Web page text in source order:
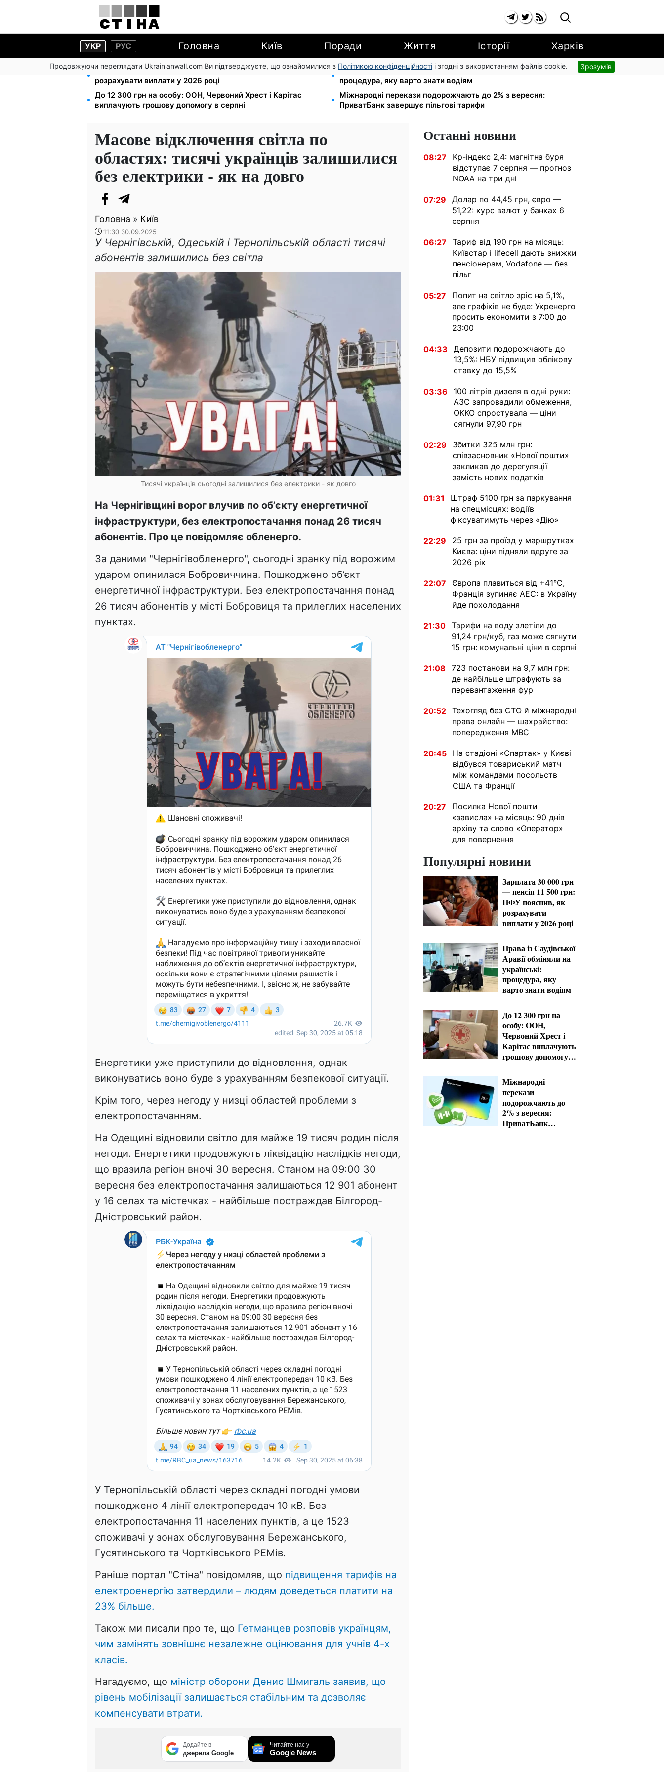
УКР РУС Головна Київ Поради Життя Історії Харків
Продовжуючи переглядати Ukrainianwall.com Ви підтверджуєте, що ознайомилися з Політикою конфіденційності і згодні з використанням файлів cookie. Зрозумів
Зарплата 30 000 грн — пенсія 11 500 грн: ПФУ пояснив, як
розрахувати виплати у 2026 році
Права із Саудівської Аравії обміняли на українські:
процедура, яку варто знати водіям
До 12 300 грн на особу: ООН, Червоний Хрест і Карітас
виплачують грошову допомогу в серпні
Міжнародні перекази подорожчають до 2% з вересня:
ПриватБанк завершує пільгові тарифи
Масове відключення світла по
областях: тисячі українців залишилися
без електрики - як на довго
Головна » Київ
11:30 30.09.2025
У Чернігівській, Одеській і Тернопільській області тисячі
абонентів залишились без світла
Тисячі українців сьогодні залишилися без електрики - як довго
На Чернігівщині ворог влучив по об’єкту енергетичної
інфраструктури, без електропостачання понад 26 тисяч
абонентів. Про це повідомляє обленерго.
За даними "Чернігівобленерго", сьогодні зранку під ворожим
ударом опинилася Бобровиччина. Пошкоджено об’єкт
енергетичної інфраструктури. Без електропостачання понад
26 тисяч абонентів у місті Бобровиця та прилеглих населених
пунктах.
Енергетики уже приступили до відновлення, однак
виконуватись воно буде з урахуванням безпекової ситуації.
Крім того, через негоду у низці областей проблеми з
електропостачанням.
На Одещині відновили світло для майже 19 тисяч родин після
негоди. Енергетики продовжують ліквідацію наслідків негоди,
що вразила регіон вночі 30 вересня. Станом на 09:00 30
вересня без електропостачання залишаються 12 901 абонент
у 16 селах та містечках - найбільше постраждав Білгород-
Дністровський район.
У Тернопільській області через складні погодні умови
пошкоджено 4 лінії електропередач 10 кВ. Без
електропостачання 11 населених пунктів, а це 1523
споживачі у зонах обслуговування Бережанського,
Гусятинського та Чортківського РЕМів.
Раніше портал "Стіна" повідомляв, що підвищення тарифів на
електроенергію затвердили – людям доведеться платити на
23% більше.
Також ми писали про те, що Гетманцев розповів українцям,
чим замінять зовнішнє незалежне оцінювання для учнів 4-х
класів.
Нагадуємо, що міністр оборони Денис Шмигаль заявив, що
рівень мобілізації залишається стабільним та дозволяє
компенсувати втрати.
Додайте в
джерела Google
Читайте нас у
Google News
Останні новини
08:27
Kp-індекс 2,4: магнітна буря
відступає 7 серпня — прогноз
NOAA на три дні
07:29
Долар по 44,45 грн, євро —
51,22: курс валют у банках 6
серпня
06:27
Тариф від 190 грн на місяць:
Київстар і lifecell дають знижки
пенсіонерам, Vodafone — без
пільг
05:27
Попит на світло зріс на 5,1%,
але графіків не буде: Укренерго
просить економити з 7:00 до
23:00
04:33
Депозити подорожчають до
13,5%: НБУ підвищив облікову
ставку до 15,5%
03:36
100 літрів дизеля в одні руки:
АЗС запровадили обмеження,
OKKO спростувала — ціни
сягнули 97,90 грн
02:29
Збитки 325 млн грн:
співзасновник «Нової пошти»
закликав до дерегуляції
замість нових податків
01:31
Штраф 5100 грн за паркування
на спецмісцях: водіїв
фіксуватимуть через «Дію»
22:29
25 грн за проїзд у маршрутках
Києва: ціни підняли вдруге за
2026 рік
22:07
Європа плавиться від +41°C,
Франція зупиняє АЕС: в Україну
йде похолодання
21:30 Тарифи на воду злетіли до
91,24 грн/куб, газ може сягнути
15 грн: комунальні ціни в серпні
21:08
723 постанови на 9,7 млн грн:
де найбільше штрафують за
перевантаження фур
20:52 Техогляд без СТО й міжнародні
права онлайн — шахрайство:
попередження МВС
20:45
На стадіоні «Спартак» у Києві
відбувся товариський матч
між командами посольств
США та Франції
20:27
Посилка Нової пошти
«зависла» на місяць: 90 днів
архіву та слово «Оператор»
для повернення
Популярні новини
Зарплата 30 000 грн
— пенсія 11 500 грн:
ПФУ пояснив, як
розрахувати
виплати у 2026 році
Права із Саудівської
Аравії обміняли на
українські:
процедура, яку
варто знати водіям
До 12 300 грн на
особу: ООН,
Червоний Хрест і
Карітас виплачують
грошову допомогу в
Міжнародні
перекази
подорожчають до
2% з вересня:
ПриватБанк